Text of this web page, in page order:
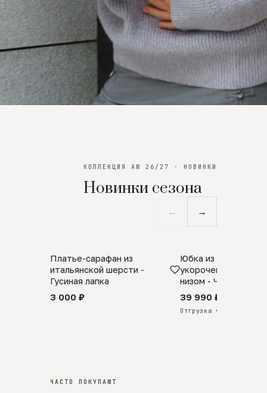
КОЛЛЕКЦИЯ AW 26/27 · НОВИНКИ
Новинки сезона
← →
SALE
Платье-сарафан из
итальянской шерсти -
Гусиная лапка
3 000 ₽
ПРЕДЗАКАЗ
Юбка из
укороченная с
низом - Черный
39 990 ₽
Отгрузка через 25 дней
ЧАСТО ПОКУПАЮТ